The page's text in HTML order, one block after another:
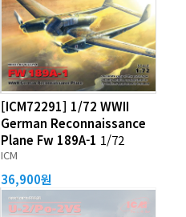
[ICM72291] 1/72 WWII
German Reconnaissance
Plane Fw 189A-1 1/72
ICM
36,900원